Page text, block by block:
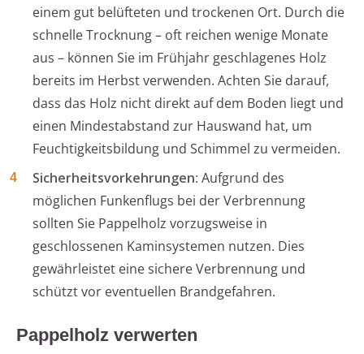
einem gut belüfteten und trockenen Ort. Durch die
schnelle Trocknung – oft reichen wenige Monate
aus – können Sie im Frühjahr geschlagenes Holz
bereits im Herbst verwenden. Achten Sie darauf,
dass das Holz nicht direkt auf dem Boden liegt und
einen Mindestabstand zur Hauswand hat, um
Feuchtigkeitsbildung und Schimmel zu vermeiden.
Sicherheitsvorkehrungen: Aufgrund des
möglichen Funkenflugs bei der Verbrennung
sollten Sie Pappelholz vorzugsweise in
geschlossenen Kaminsystemen nutzen. Dies
gewährleistet eine sichere Verbrennung und
schützt vor eventuellen Brandgefahren.
Pappelholz verwerten